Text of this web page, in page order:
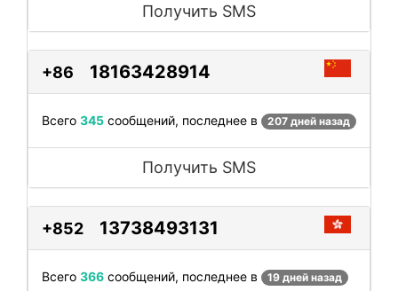
Получить SMS
+86 18163428914
Всего 345 сообщений, последнее в 207 дней назад
Получить SMS
+852 13738493131
Всего 366 сообщений, последнее в 19 дней назад